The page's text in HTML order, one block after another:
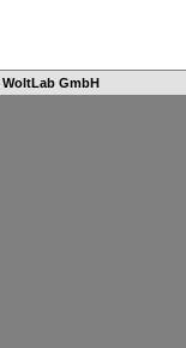
WoltLab GmbH